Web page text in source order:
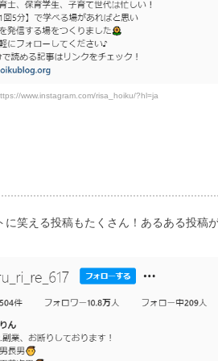
www.instagram.com/risa_hoiku/?hl=ja
笑える投稿もたくさん！あるある投稿